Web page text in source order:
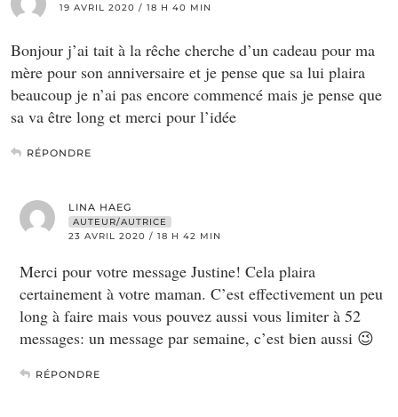
19 AVRIL 2020 / 18 H 40 MIN
Bonjour j’ai tait à la rêche cherche d’un cadeau pour ma
mère pour son anniversaire et je pense que sa lui plaira
beaucoup je n’ai pas encore commencé mais je pense que
sa va être long et merci pour l’idée
RÉPONDRE
LINA HAEG
AUTEUR/AUTRICE
23 AVRIL 2020 / 18 H 42 MIN
Merci pour votre message Justine! Cela plaira
certainement à votre maman. C’est effectivement un peu
long à faire mais vous pouvez aussi vous limiter à 52
messages: un message par semaine, c’est bien aussi 😉
RÉPONDRE